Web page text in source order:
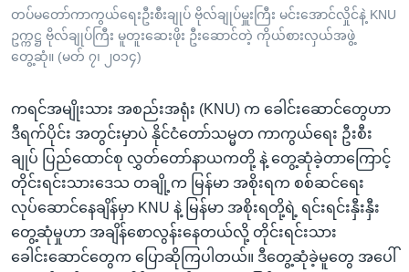
စာမျက်နှာ
သို့
ကျော်
ရန်
ရှာဖွေ
ရန်
နေရာ
သို့
ကျော်
ရန်
ဗွီအိုအေ လူမှုကွန်ယက်များ
ဘာသာစကားများ
တပ်မတော်ကာကွယ်ရေးဦးစီးချုပ် ဗိုလ်ချုပ်မှူးကြီး မင်းအောင်လှိုင်နဲ့ KNU
ဥက္ကဋ္ဌ ဗိုလ်ချုပ်ကြီး မူတူးဆေးဖိုး ဦးဆောင်တဲ့ ကိုယ်စားလှယ်အဖွဲ့
တွေ့ဆုံ။ (မတ် ၇၊ ၂၀၁၄)
ကရင်အမျိုးသား အစည်းအရုံး (KNU) က ခေါင်းဆောင်တွေဟာ
ဒီရက်ပိုင်း အတွင်းမှာပဲ နိုင်ငံတော်သမ္မတ ကာကွယ်ရေး ဦးစီး
ချုပ် ပြည်ထောင်စု လွှတ်တော်နာယကတို့ နဲ့ တွေ့ဆုံခဲ့တာကြောင့်
တိုင်းရင်းသားဒေသ တချို့က မြန်မာ အစိုးရက စစ်ဆင်ရေး
လုပ်ဆောင်နေချိန်မှာ KNU နဲ့ မြန်မာ အစိုးရတို့ရဲ့ ရင်းရင်းနှီးနှီး
တွေ့ဆုံမှုဟာ အချိန်စောလွန်းနေတယ်လို့ တိုင်းရင်းသား
ခေါင်းဆောင်တွေက ပြောဆိုကြပါတယ်။ ဒီတွေ့ဆုံခဲ့မူတွေ အပေါ်